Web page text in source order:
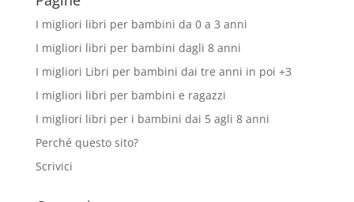
I migliori libri per bambini da 0 a 3 anni
I migliori libri per bambini dagli 8 anni
I migliori Libri per bambini dai tre anni in poi +3
I migliori libri per bambini e ragazzi
I migliori libri per i bambini dai 5 agli 8 anni
Perché questo sito?
Scrivici